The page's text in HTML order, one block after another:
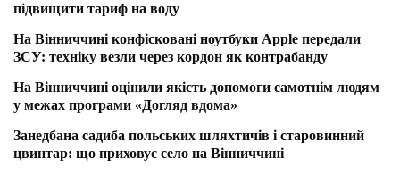
підвищити тариф на воду
На Вінниччині конфісковані ноутбуки Apple передали
ЗСУ: техніку везли через кордон як контрабанду
На Вінниччині оцінили якість допомоги самотнім людям
у межах програми «Догляд вдома»
Занедбана садиба польських шляхтичів і старовинний
цвинтар: що приховує село на Вінниччині